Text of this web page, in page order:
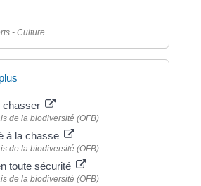
- Culture
chasser
de la biodiversité (OFB)
à la chasse
de la biodiversité (OFB)
toute sécurité
de la biodiversité (OFB)